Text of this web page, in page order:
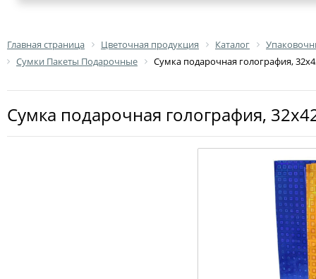
Главная страница Цветочная продукция Каталог
Сумки Пакеты Подарочные
Сумка подарочная голография,
Сумка подарочная голография,